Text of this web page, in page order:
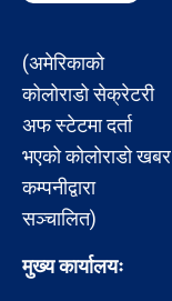
(अमेरिकाको
कोलोराडो सेक्रेटरी
अफ स्टेटमा दर्ता
भएको कोलोराडो खबर
कम्पनीद्वारा
सञ्चालित)
मुख्य कार्यालयः